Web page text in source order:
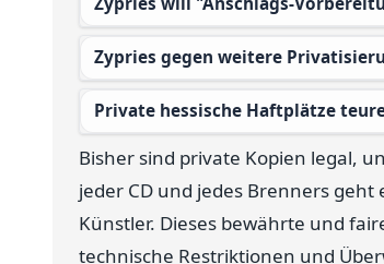
Zypries gegen weitere
Private hessische Haftplätze
Bisher sind private Kopien legal,
jeder CD und jedes Brenners
Künstler. Dieses bewährte und
technische Restriktionen und